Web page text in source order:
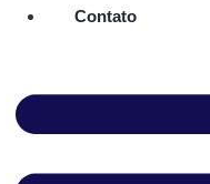
Contato